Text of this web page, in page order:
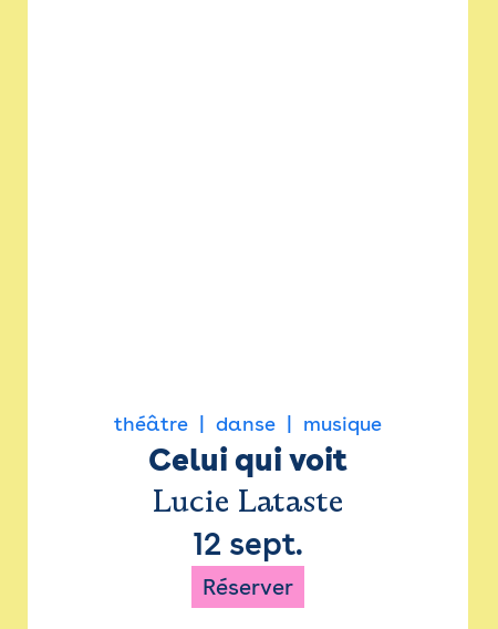
théâtre danse musique
Celui qui voit
Lucie Lataste
12 sept.
Réserver